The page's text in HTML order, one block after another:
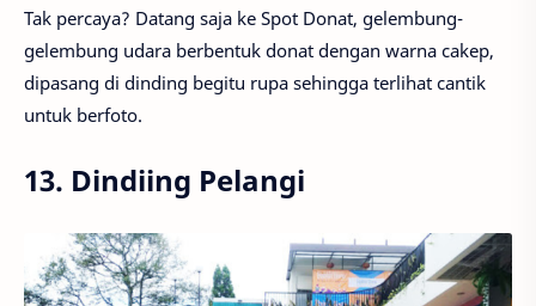
Tak percaya? Datang saja ke Spot Donat, gelembung-
gelembung udara berbentuk donat dengan warna cakep,
dipasang di dinding begitu rupa sehingga terlihat cantik
untuk berfoto.
13. Dindiing Pelangi